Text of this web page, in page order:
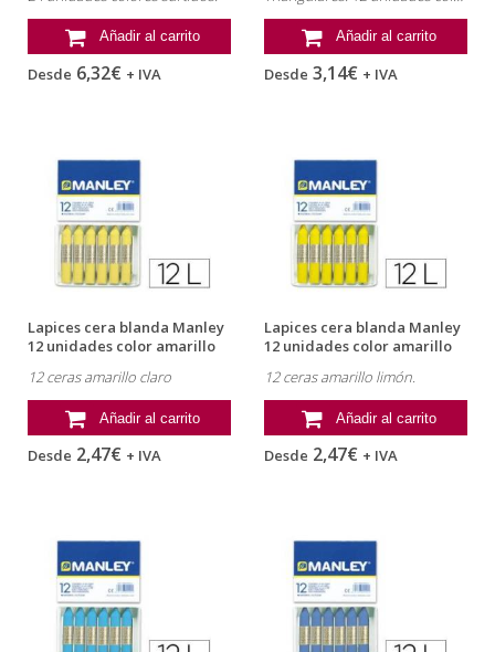
Añadir al carrito
Desde 6,32€ + IVA
Añadir al carrito
Desde 3,14€ + IVA
Lapices cera blanda Manley
12 unidades color amarillo
12 ceras amarillo claro
Añadir al carrito
Desde 2,47€ + IVA
Lapices cera blanda Manley
12 unidades color amarillo
12 ceras amarillo limón.
Añadir al carrito
Desde 2,47€ + IVA